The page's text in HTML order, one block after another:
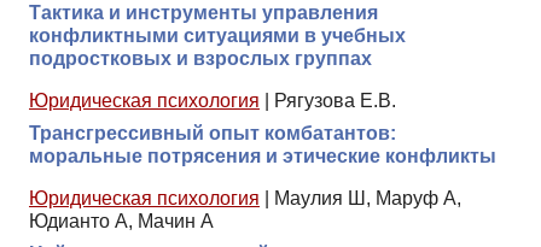
Тактика и инструменты управления
конфликтными ситуациями в учебных
подростковых и взрослых группах
Юридическая психология
Рягузова Е.В.
Трансгрессивный опыт комбатантов:
моральные потрясения и этические конфликты
Юридическая психология
Маулия Ш, Маруф А,
Юдианто А, Мачин А